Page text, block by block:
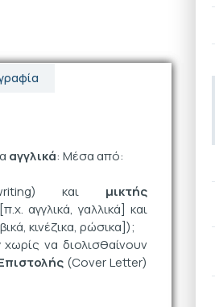
αγγλικά: Μέσα από:
και μικτής
αγγλικά, γαλλικά] και
κινέζικα, ρώσικα]);
χωρίς να διολισθαίνουν
(Cover Letter)